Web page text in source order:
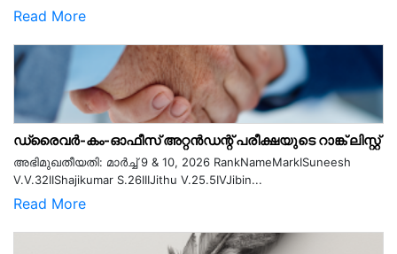
Read More
ഡ്രൈവർ-കം-ഓഫീസ് അറ്റൻഡന്റ് പരീക്ഷയുടെ റാങ്ക് ലിസ്റ്റ്
അഭിമുഖതീയതി: മാർച്ച് 9 & 10, 2026 RankNameMarkISuneesh
V.V.32IIShajikumar S.26IIIJithu V.25.5IVJibin...
Read More